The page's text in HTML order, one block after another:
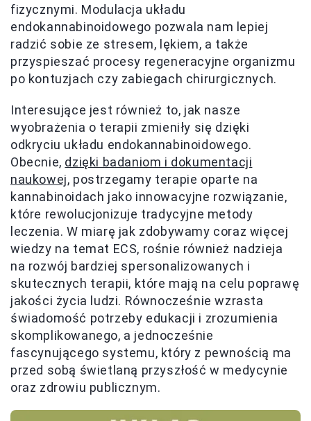
fizycznymi. Modulacja układu
endokannabinoidowego pozwala nam lepiej
radzić sobie ze stresem, lękiem, a także
przyspieszać procesy regeneracyjne organizmu
po kontuzjach czy zabiegach chirurgicznych.
Interesujące jest również to, jak nasze
wyobrażenia o terapii zmieniły się dzięki
odkryciu układu endokannabinoidowego.
Obecnie, dzięki badaniom i dokumentacji
naukowej, postrzegamy terapie oparte na
kannabinoidach jako innowacyjne rozwiązanie,
które rewolucjonizuje tradycyjne metody
leczenia. W miarę jak zdobywamy coraz więcej
wiedzy na temat ECS, rośnie również nadzieja
na rozwój bardziej spersonalizowanych i
skutecznych terapii, które mają na celu poprawę
jakości życia ludzi. Równocześnie wzrasta
świadomość potrzeby edukacji i zrozumienia
skomplikowanego, a jednocześnie
fascynującego systemu, który z pewnością ma
przed sobą świetlaną przyszłość w medycynie
oraz zdrowiu publicznym.